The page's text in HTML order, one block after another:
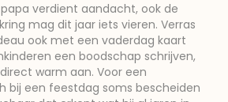
verdient aandacht, ook de
mag dit jaar iets vieren. Verras
ook met een vaderdag kaart
een boodschap schrijven,
warm aan. Voor een
bij een feestdag soms bescheiden